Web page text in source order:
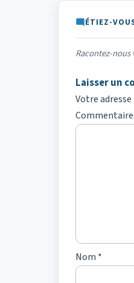
ÉTIEZ-
Racontez-
Laisser un
Votre
Commentaire
Nom *